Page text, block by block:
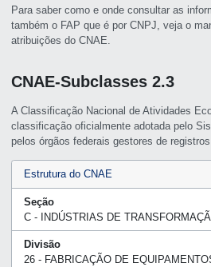
Para saber como e onde consultar as
também o FAP que é por CNPJ, veja o
atribuições do CNAE.
CNAE-Subclasses 2.3
A Classificação Nacional de Atividades
classificação oficialmente adotada pelo
pelos órgãos federais gestores de
Estrutura do CNAE
Seção
C - INDÚSTRIAS DE
Divisão
26 - FABRICAÇÃO DE